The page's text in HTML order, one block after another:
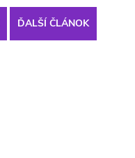
ĎALŠÍ ČLÁNOK